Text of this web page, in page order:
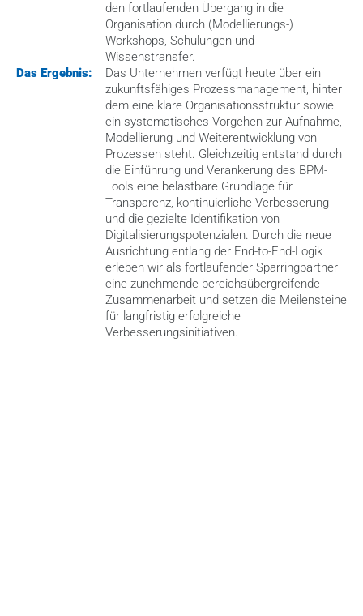
den fortlaufenden Übergang in die
Organisation durch (Modellierungs-)
Workshops, Schulungen und
Wissenstransfer.
Das Ergebnis:
Das Unternehmen verfügt heute über ein
zukunftsfähiges Prozessmanagement, hinter
dem eine klare Organisationsstruktur sowie
ein systematisches Vorgehen zur Aufnahme,
Modellierung und Weiterentwicklung von
Prozessen steht. Gleichzeitig entstand durch
die Einführung und Verankerung des BPM-
Tools eine belastbare Grundlage für
Transparenz, kontinuierliche Verbesserung
und die gezielte Identifikation von
Digitalisierungspotenzialen. Durch die neue
Ausrichtung entlang der End-to-End-Logik
erleben wir als fortlaufender Sparringpartner
eine zunehmende bereichsübergreifende
Zusammenarbeit und setzen die Meilensteine
für langfristig erfolgreiche
Verbesserungsinitiativen.